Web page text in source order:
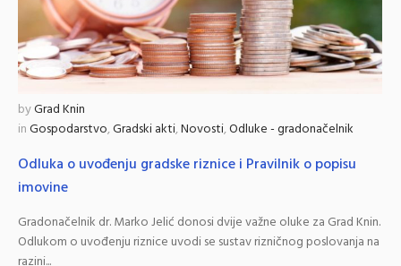
byGrad Knin
inGospodarstvo,Gradski akti,Novosti,Odluke - gradonačelnik
Odluka o uvođenju gradske riznice i Pravilnik o popisu
imovine
Gradonačelnik dr. Marko Jelić donosi dvije važne oluke za Grad Knin.
Odlukom o uvođenju riznice uvodi se sustav rizničnog poslovanja na
razini...